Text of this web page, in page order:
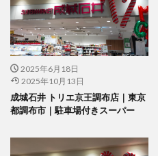
2025年6月18日
2025年10月13日
成城石井 トリエ京王調布店｜東京
都調布市｜駐車場付きスーパー